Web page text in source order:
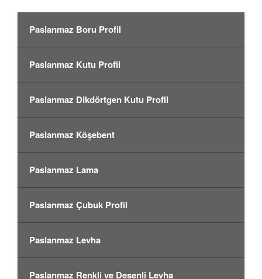
Paslanmaz Boru Profil
Paslanmaz Kutu Profil
Paslanmaz Dikdörtgen Kutu Profil
Paslanmaz Köşebent
Paslanmaz Lama
Paslanmaz Çubuk Profil
Paslanmaz Levha
Paslanmaz Renkli ve Desenli Levha